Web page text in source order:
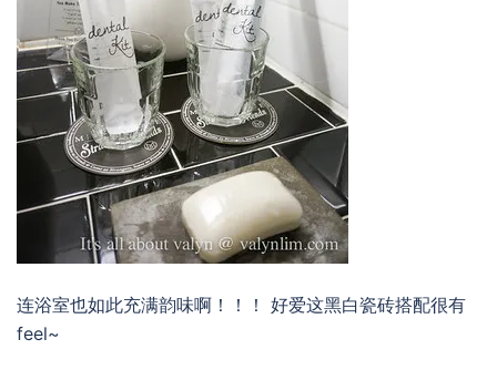
连浴室也如此充满韵味啊！！！ 好爱这黑白瓷砖搭配很有
feel~